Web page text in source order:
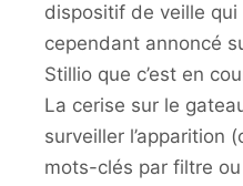
dispositif de veille
cependant annoncé
Stillio que c’est en
La cerise sur le
surveiller l’apparition
mots-clés par filtre